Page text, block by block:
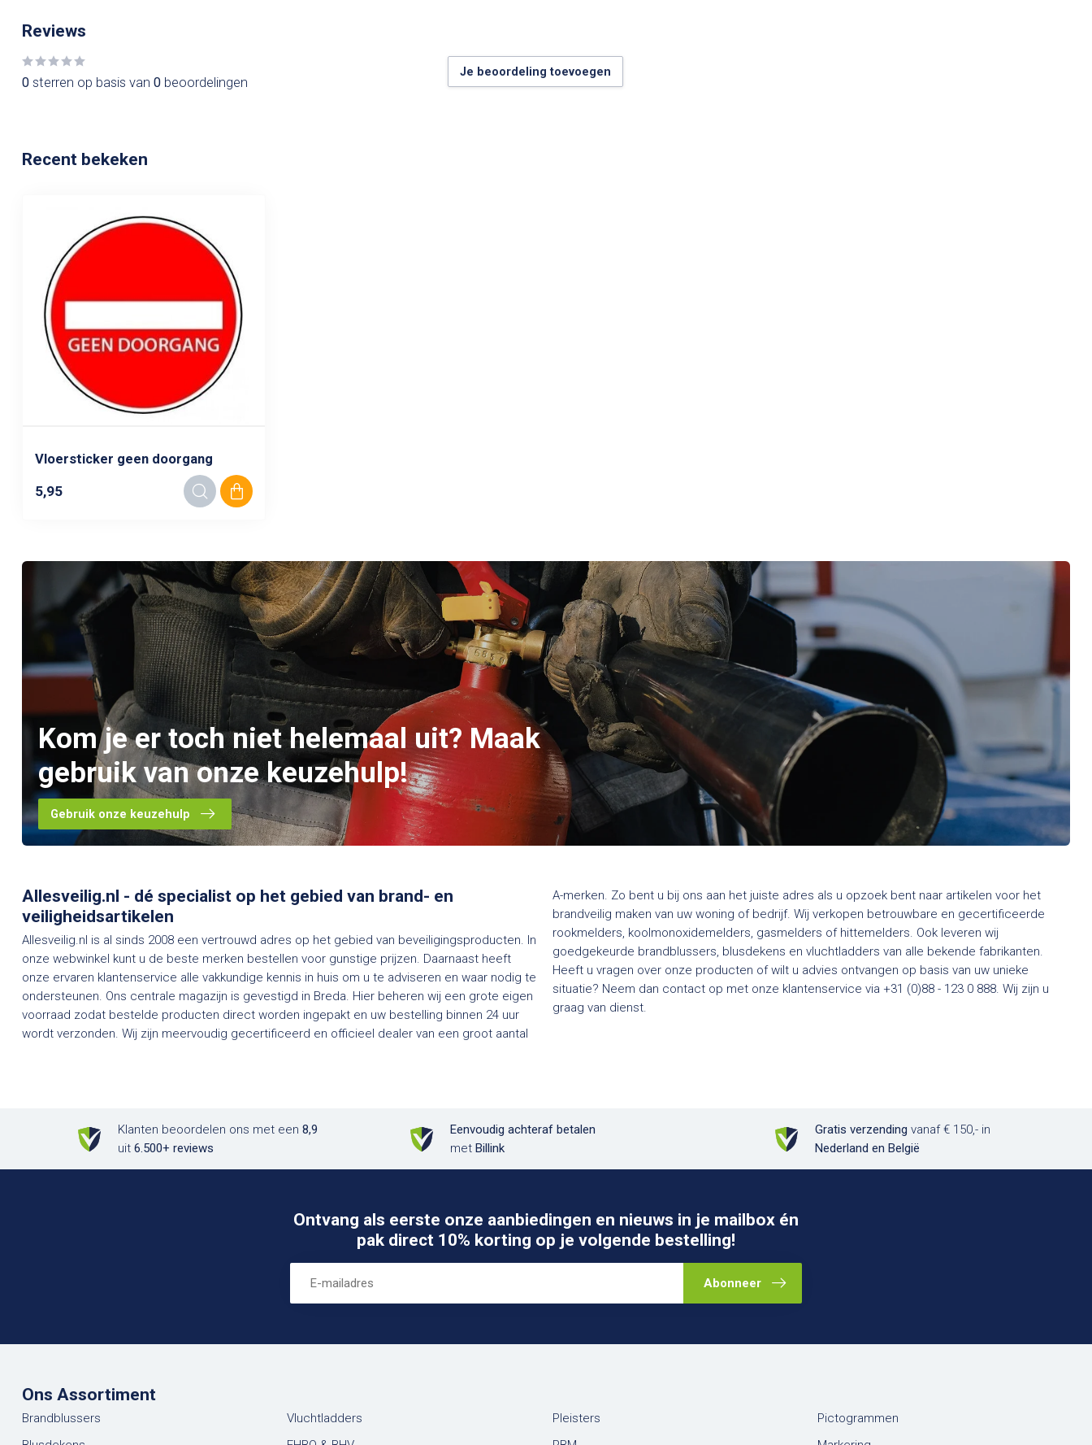
Reviews
0 sterren op basis van 0 beoordelingen
Je beoordeling toevoegen
Recent bekeken
Vloersticker geen doorgang
5,95
Kom je er toch niet helemaal uit? Maak
gebruik van onze keuzehulp!
Gebruik onze keuzehulp
Allesveilig.nl - dé specialist op het gebied van brand- en
veiligheidsartikelen
Allesveilig.nl is al sinds 2008 een vertrouwd adres op het gebied van beveiligingsproducten. In
onze webwinkel kunt u de beste merken bestellen voor gunstige prijzen. Daarnaast heeft
onze ervaren klantenservice alle vakkundige kennis in huis om u te adviseren en waar nodig te
ondersteunen. Ons centrale magazijn is gevestigd in Breda. Hier beheren wij een grote eigen
voorraad zodat bestelde producten direct worden ingepakt en uw bestelling binnen 24 uur
wordt verzonden. Wij zijn meervoudig gecertificeerd en officieel dealer van een groot aantal
A-merken. Zo bent u bij ons aan het juiste adres als u opzoek bent naar artikelen voor het
brandveilig maken van uw woning of bedrijf. Wij verkopen betrouwbare en gecertificeerde
rookmelders, koolmonoxidemelders, gasmelders of hittemelders. Ook leveren wij
goedgekeurde brandblussers, blusdekens en vluchtladders van alle bekende fabrikanten.
Heeft u vragen over onze producten of wilt u advies ontvangen op basis van uw unieke
situatie? Neem dan contact op met onze klantenservice via +31 (0)88 - 123 0 888. Wij zijn u
graag van dienst.
Klanten beoordelen ons met een8,9
uit6.500+ reviews
Eenvoudig achteraf betalen
met Billink
Gratis verzending vanaf € 150,- in
Nederland en België
Ontvang als eerste onze aanbiedingen en nieuws in je mailbox én
pak direct 10% korting op je volgende bestelling!
Abonneer
Ons Assortiment
Brandblussers
Vluchtladders
Pleisters
Pictogrammen